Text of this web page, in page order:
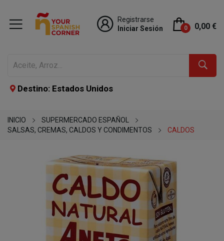
Registrarse
Iniciar Sesión
0 0,00 €
Destino: Estados Unidos
INICIO
SUPERMERCADO ESPAÑOL
SALSAS, CREMAS, CALDOS Y CONDIMENTOS
CALDOS